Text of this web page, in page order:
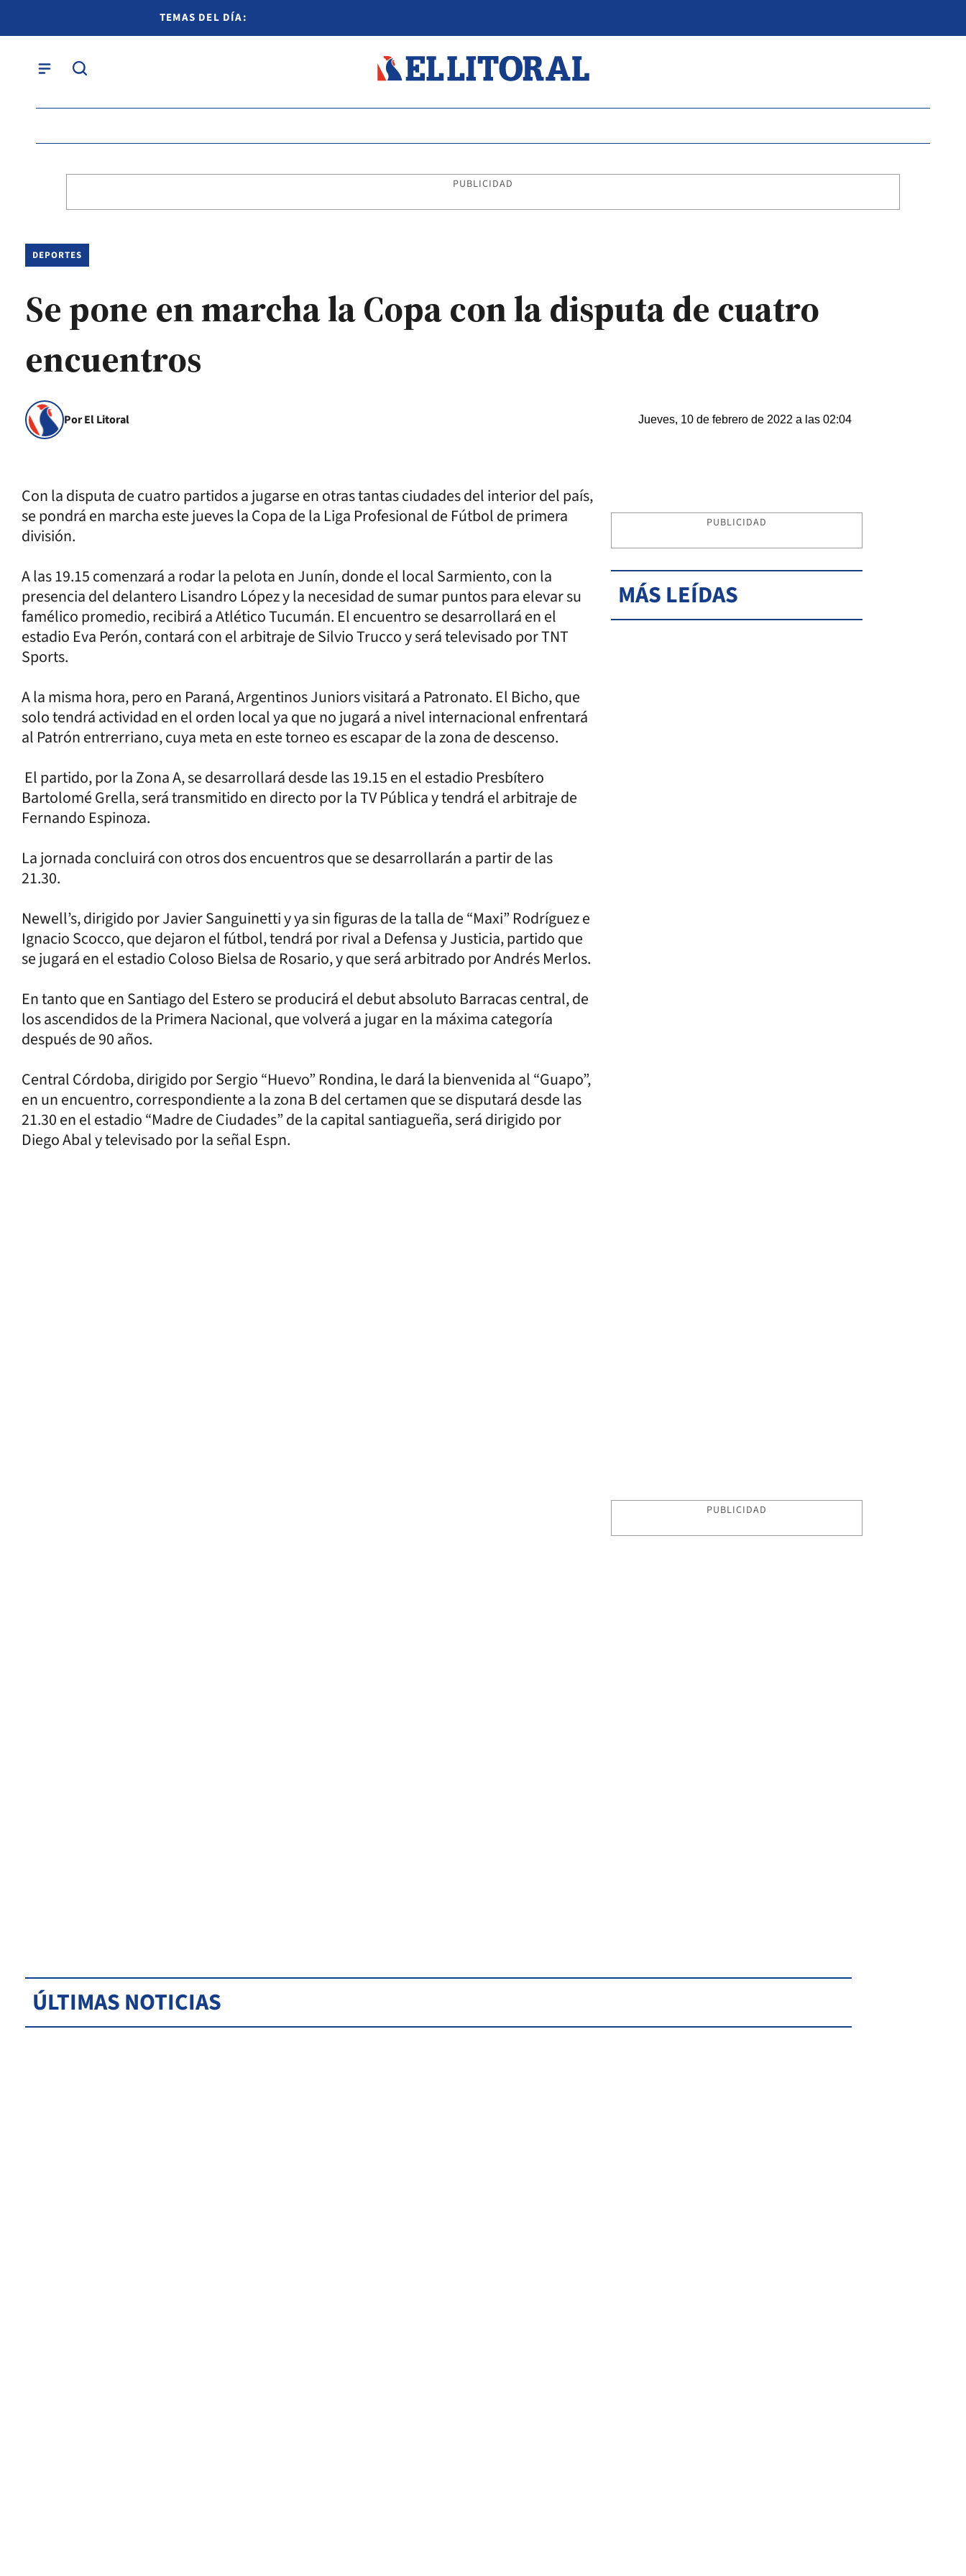
TEMAS DEL DÍA:
PUBLICIDAD
DEPORTES
Se pone en marcha la Copa con la disputa de cuatro
encuentros
Por El Litoral Jueves, 10 de febrero de 2022 a las 02:04
Con la disputa de cuatro partidos a jugarse en otras tantas ciudades del interior del país,
se pondrá en marcha este jueves la Copa de la Liga Profesional de Fútbol de primera
división.
A las 19.15 comenzará a rodar la pelota en Junín, donde el local Sarmiento, con la
presencia del delantero Lisandro López y la necesidad de sumar puntos para elevar su
famélico promedio, recibirá a Atlético Tucumán. El encuentro se desarrollará en el
estadio Eva Perón, contará con el arbitraje de Silvio Trucco y será televisado por TNT
Sports.
A la misma hora, pero en Paraná, Argentinos Juniors visitará a Patronato. El Bicho, que
solo tendrá actividad en el orden local ya que no jugará a nivel internacional enfrentará
al Patrón entrerriano, cuya meta en este torneo es escapar de la zona de descenso.
El partido, por la Zona A, se desarrollará desde las 19.15 en el estadio Presbítero
Bartolomé Grella, será transmitido en directo por la TV Pública y tendrá el arbitraje de
Fernando Espinoza.
La jornada concluirá con otros dos encuentros que se desarrollarán a partir de las
21.30.
Newell’s, dirigido por Javier Sanguinetti y ya sin figuras de la talla de “Maxi” Rodríguez e
Ignacio Scocco, que dejaron el fútbol, tendrá por rival a Defensa y Justicia, partido que
se jugará en el estadio Coloso Bielsa de Rosario, y que será arbitrado por Andrés Merlos.
En tanto que en Santiago del Estero se producirá el debut absoluto Barracas central, de
los ascendidos de la Primera Nacional, que volverá a jugar en la máxima categoría
después de 90 años.
Central Córdoba, dirigido por Sergio “Huevo” Rondina, le dará la bienvenida al “Guapo”,
en un encuentro, correspondiente a la zona B del certamen que se disputará desde las
21.30 en el estadio “Madre de Ciudades” de la capital santiagueña, será dirigido por
Diego Abal y televisado por la señal Espn.
PUBLICIDAD
MÁS LEÍDAS
PUBLICIDAD
ÚLTIMAS NOTICIAS